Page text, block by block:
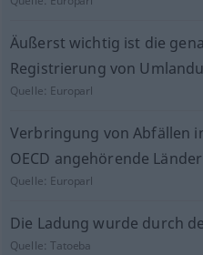
Äußerst wichtig ist die
Registrierung von
Quelle: Europarl
Verbringung von Abfällen
OECD angehörende Länder
Quelle: Europarl
Die Ladung wurde durch
Quelle:Tatoeba